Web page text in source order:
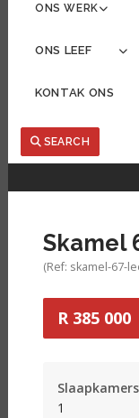
ONS WERK
ONS LEEF
KONTAK ONS
SearchSEARCH
Skamel
(Ref: skamel-67-
R 385 000
Slaapkamers
1